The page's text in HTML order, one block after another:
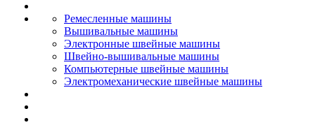
Ремесленные машины
Вышивальные машины
Электронные швейные машины
Швейно-вышивальные машины
Компьютерные швейные машины
Электромеханические швейные машины